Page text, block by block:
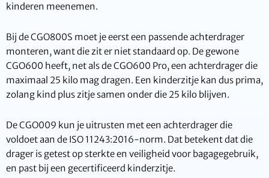
kinderen meenemen.
Bij de CGO800S moet je eerst een passende achterdrager
monteren, want die zit er niet standaard op. De gewone
CGO600 heeft, net als de CGO600 Pro, een achterdrager die
maximaal 25 kilo mag dragen. Een kinderzitje kan dus prima,
zolang kind plus zitje samen onder die 25 kilo blijven.
De CGO009 kun je uitrusten met een achterdrager die
voldoet aan de ISO 11243:2016-norm. Dat betekent dat die
drager is getest op sterkte en veiligheid voor bagagegebruik,
en past bij een gecertificeerd kinderzitje.